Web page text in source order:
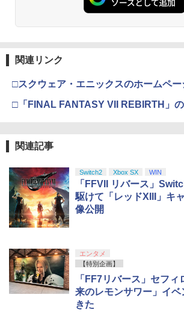
関連リンク
□スクウェア・エニックスのホームペー
□「FINAL FANTASY VII REBIRTH」
関連記事
Switch2 Xbox SX WIN
「FFVII リバース」
駆けて「レッドXIII」キ
像公開
エンタメ
【特別企画】
「FF7リバース」セフ
来のレモンサワー」イベ
きた